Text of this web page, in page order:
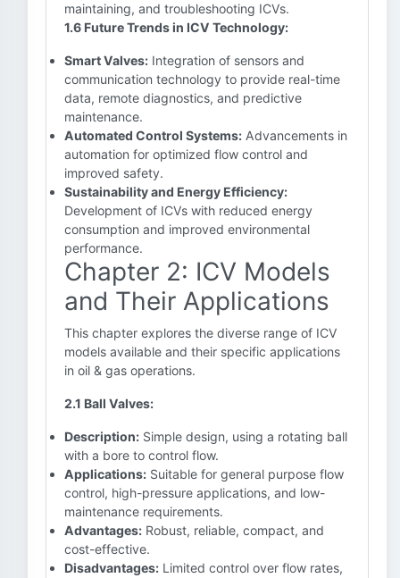
maintaining, and troubleshooting ICVs.
1.6 Future Trends in ICV Technology:
Smart Valves: Integration of sensors and
communication technology to provide real-time
data, remote diagnostics, and predictive
maintenance.
Automated Control Systems: Advancements in
automation for optimized flow control and
improved safety.
Sustainability and Energy Efficiency:
Development of ICVs with reduced energy
consumption and improved environmental
performance.
Chapter 2: ICV Models
and Their Applications
This chapter explores the diverse range of ICV
models available and their specific applications
in oil & gas operations.
2.1 Ball Valves:
Description: Simple design, using a rotating ball
with a bore to control flow.
Applications: Suitable for general purpose flow
control, high-pressure applications, and low-
maintenance requirements.
Advantages: Robust, reliable, compact, and
cost-effective.
Disadvantages: Limited control over flow rates,